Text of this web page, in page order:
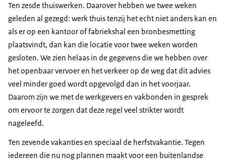
Ten zesde thuiswerken. Daarover hebben we twee weken
geleden al gezegd: werk thuis tenzij het echt niet anders kan en
als er op een kantoor of fabriekshal een bronbesmetting
plaatsvindt, dan kan die locatie voor twee weken worden
gesloten. We zien helaas in de gegevens die we hebben over
het openbaar vervoer en het verkeer op de weg dat dit advies
veel minder goed wordt opgevolgd dan in het voorjaar.
Daarom zijn we met de werkgevers en vakbonden in gesprek
om ervoor te zorgen dat deze regel veel strikter wordt
nageleefd.
Ten zevende vakanties en speciaal de herfstvakantie. Tegen
iedereen die nu nog plannen maakt voor een buitenlandse